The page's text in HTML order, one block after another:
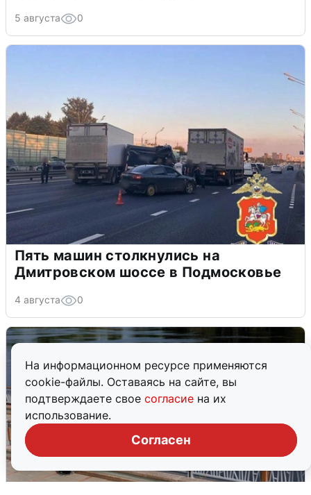
На информационном ресурсе применяются
cookie-файлы. Оставаясь на сайте, вы
подтверждаете свое согласие на их
использование.
Согласен
5 августа 0
Пять машин столкнулись на
Дмитровском шоссе в Подмосковье
4 августа 0